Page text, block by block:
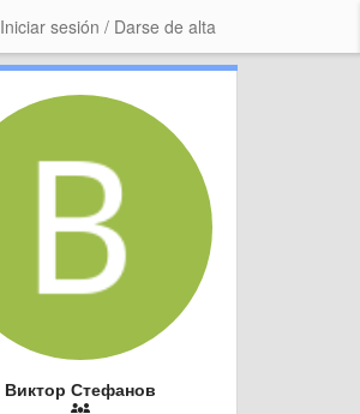
Iniciar sesión / Darse de alta
Виктор Стефанов